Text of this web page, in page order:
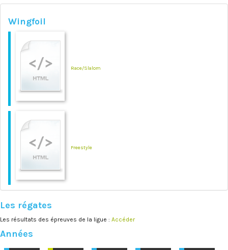
Wingfoil
Race/Slalom
Freestyle
Les régates
Les résultats des épreuves de la ligue : Accéder
Années